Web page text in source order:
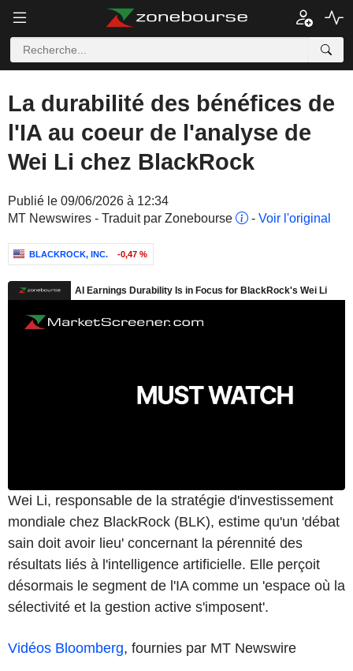
La durabilité des bénéfices de
l'IA au coeur de l'analyse de
Wei Li chez BlackRock
Publié le 09/06/2026 à 12:34
MT Newswires - Traduit par Zonebourse
- Voir l'original
BLACKROCK, INC. -0,47 %
Wei Li, responsable de la stratégie d'investissement
mondiale chez BlackRock (BLK), estime qu'un 'débat
sain doit avoir lieu' concernant la pérennité des
résultats liés à l'intelligence artificielle. Elle perçoit
désormais le segment de l'IA comme un 'espace où la
sélectivité et la gestion active s'imposent'.
Vidéos Bloomberg, fournies par MT Newswire